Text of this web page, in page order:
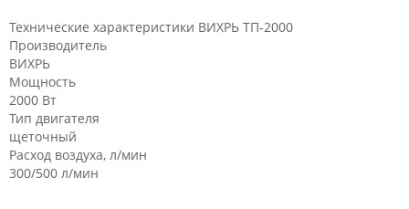
Технические характеристики ВИХРЬ ТП-2000
Производитель
ВИХРЬ
Мощность
2000 Вт
Тип двигателя
щеточный
Расход воздуха, л/мин
300/500 л/мин